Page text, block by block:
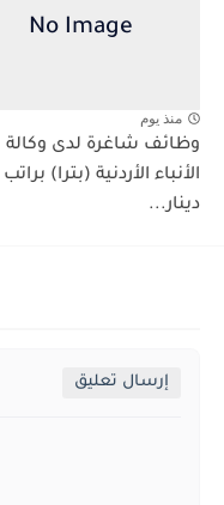
منذ يوم
وظائف شاغرة لدى وكالة
دينار...
إرسال تعليق